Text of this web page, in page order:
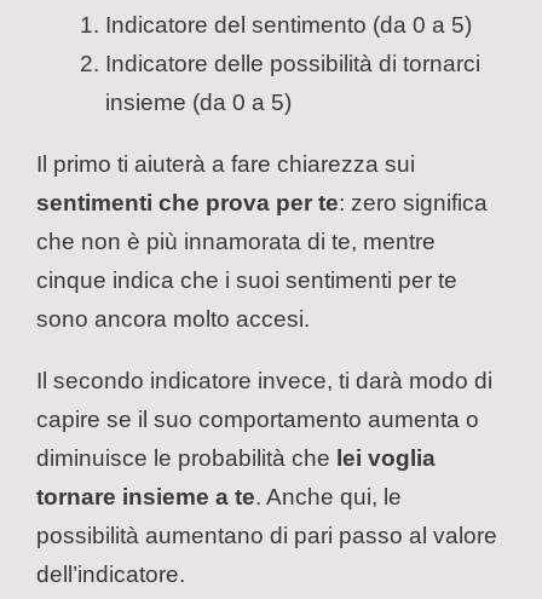
Indicatore del sentimento (da 0 a 5)
Indicatore delle possibilità di tornarci
insieme (da 0 a 5)
Il primo ti aiuterà a fare chiarezza sui
sentimenti che prova per te: zero significa
che non è più innamorata di te, mentre
cinque indica che i suoi sentimenti per te
sono ancora molto accesi.
Il secondo indicatore invece, ti darà modo di
capire se il suo comportamento aumenta o
diminuisce le probabilità che lei voglia
tornare insieme a te. Anche qui, le
possibilità aumentano di pari passo al valore
dell’indicatore.